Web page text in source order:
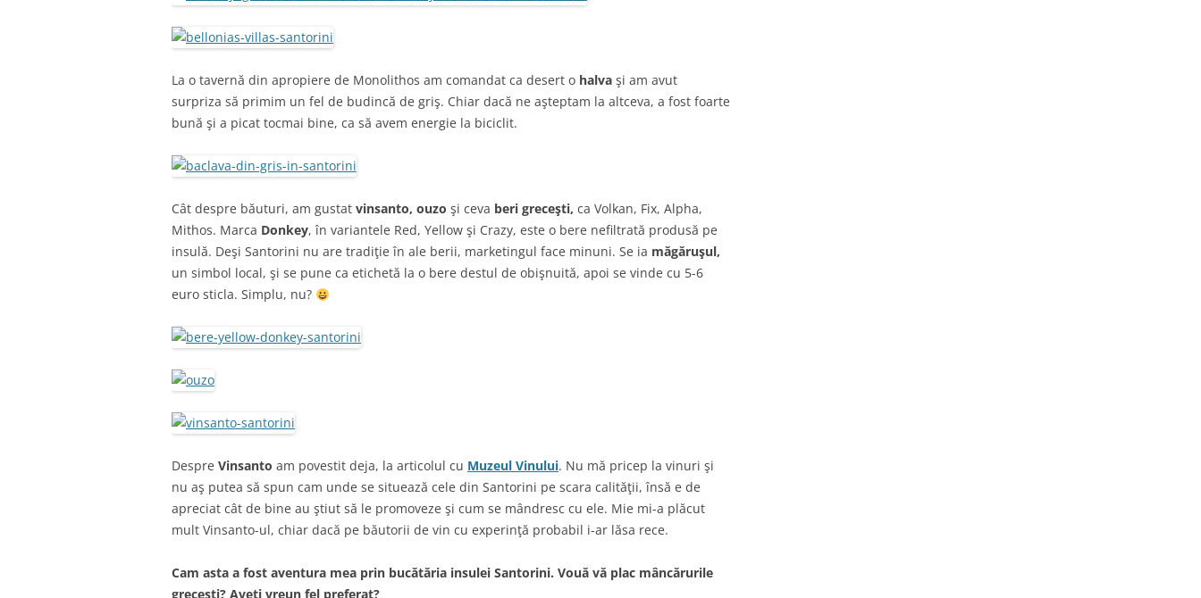
La o tavernă din apropiere de Monolithos am comandat ca desert o halva şi am avut
surpriza să primim un fel de budincă de griş. Chiar dacă ne aşteptam la altceva, a fost foarte
bună şi a picat tocmai bine, ca să avem energie la biciclit.
Cât despre băuturi, am gustat vinsanto, ouzo şi ceva beri greceşti, ca Volkan, Fix, Alpha,
Mithos. Marca Donkey, în variantele Red, Yellow şi Crazy, este o bere nefiltrată produsă pe
insulă. Deşi Santorini nu are tradiţie în ale berii, marketingul face minuni. Se ia măgăruşul,
un simbol local, şi se pune ca etichetă la o bere destul de obişnuită, apoi se vinde cu 5-6
euro sticla. Simplu, nu?
Despre Vinsanto am povestit deja, la articolul cu Muzeul Vinului. Nu mă pricep la vinuri şi
nu aş putea să spun cam unde se situează cele din Santorini pe scara calităţii, însă e de
apreciat cât de bine au ştiut să le promoveze şi cum se mândresc cu ele. Mie mi-a plăcut
mult Vinsanto-ul, chiar dacă pe băutorii de vin cu experinţă probabil i-ar lăsa rece.
Cam asta a fost aventura mea prin bucătăria insulei Santorini. Vouă vă plac mâncărurile
greceşti? Aveţi vreun fel preferat?